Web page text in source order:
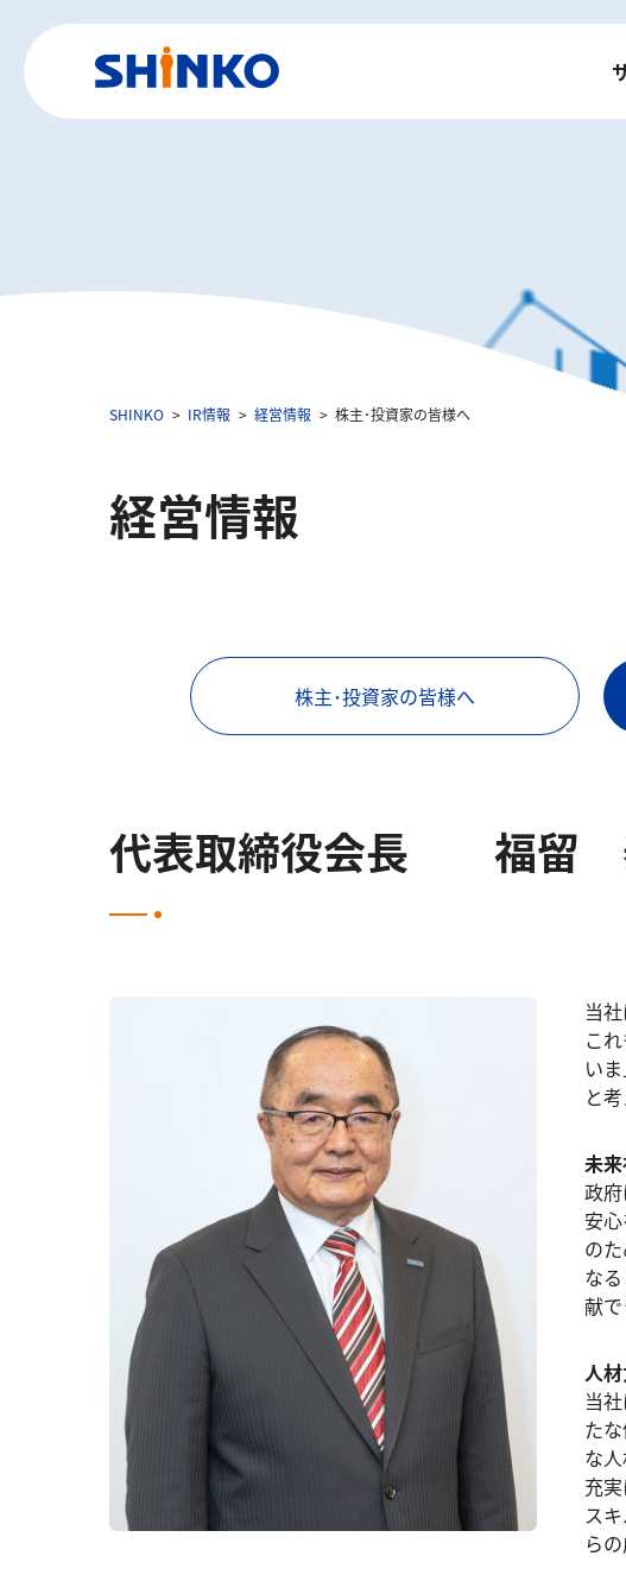
SHINKO IR情報 経営情報 株主･投資家の皆様へ
経営情報
株主･投資家の皆様へ
代表取締役会長 福留
当
こ
い
と
未
政
安
の
な
献
人
当
た
な
充
ス
ら